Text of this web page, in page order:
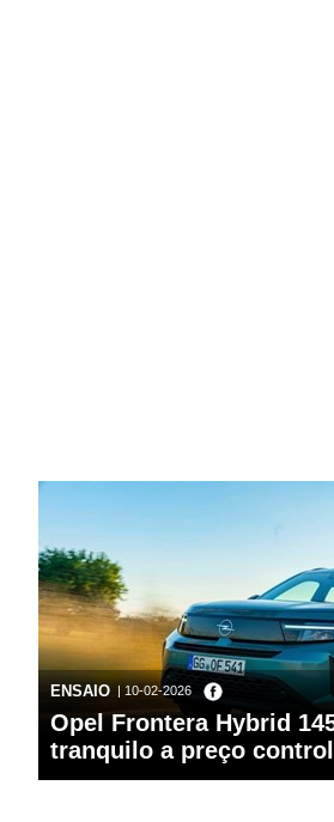
ENSAIO | 10-02-2026
Opel Frontera Hybrid
tranquilo a preço